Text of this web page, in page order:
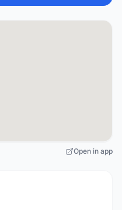
Open in app